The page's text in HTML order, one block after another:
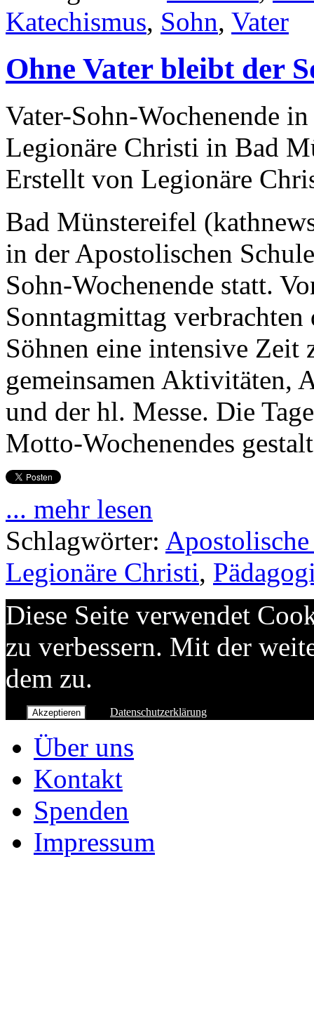
Katechismus, Sohn, Vater
Ohne Vater bleibt der
Vater-Sohn-Wochenende
Legionäre Christi in Bad
Erstellt von Legionäre
Bad Münstereifel
in der Apostolischen
Sohn-Wochenende statt.
Sonntagmittag
Söhnen eine intensive Zeit
gemeinsamen Aktivitäten,
und der hl. Messe. Die
Motto-Wochenendes
... mehr lesen
Schlagwörter:
Legionäre Christi,
Diese Seite verwendet
zu verbessern. Mit der
dem zu.
Akzeptieren Datenschutzerklärung
Über uns
Kontakt
Spenden
Impressum